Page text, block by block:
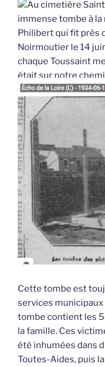
Au cimetière
immense tombe à
Philibert qui fit près
Noirmoutier le 14
chaque Toussaint
était sur notre
Cette tombe est
services municipaux
tombe contient les
la famille. Ces
été inhumées dans
Toutes-Aides, puis